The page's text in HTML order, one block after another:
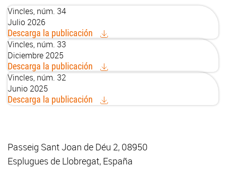
Vincles, núm. 34
Julio 2026
Descarga la publicación
Vincles, núm. 33
Diciembre 2025
Descarga la publicación
Vincles, núm. 32
Junio 2025
Descarga la publicación
Passeig Sant Joan de Déu 2, 08950
Esplugues de Llobregat, España